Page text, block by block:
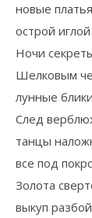
новые
острой
Ночи
Шелковым
лунные
След
танцы
все под
Золота
выкуп